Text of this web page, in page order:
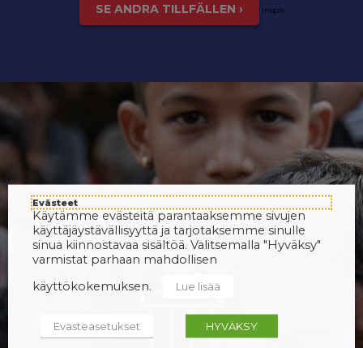
SE ANDRA TILLFÄLLEN › inspis
Evästeet
Käytämme evästeitä parantaaksemme sivujen
käyttäjäystävällisyyttä ja tarjotaksemme sinulle
sinua kiinnostavaa sisältöä. Valitsemalla "Hyväksy"
varmistat parhaan mahdollisen
käyttökokemuksen.
Lue lisää
Evästeasetukset HYVÄKSY